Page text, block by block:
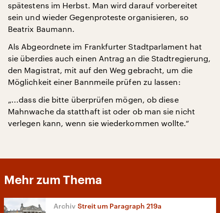
spätestens im Herbst. Man wird darauf vorbereitet
sein und wieder Gegenproteste organisieren, so
Beatrix Baumann.
Als Abgeordnete im Frankfurter Stadtparlament hat
sie überdies auch einen Antrag an die Stadtregierung,
den Magistrat, mit auf den Weg gebracht, um die
Möglichkeit einer Bannmeile prüfen zu lassen:
„...dass die bitte überprüfen mögen, ob diese
Mahnwache da statthaft ist oder ob man sie nicht
verlegen kann, wenn sie wiederkommen wollte.“
Mehr zum Thema
Streit um Paragraph 219a